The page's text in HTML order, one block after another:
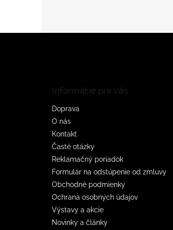
Informácie pre vás
Doprava
O nás
Kontakt
Časté otázky
Reklamačný poriadok
Formulár na odstúpenie od zmluvy
Obchodné podmienky
Ochrana osobných údajov
Výstavy a akcie
Novinky a články